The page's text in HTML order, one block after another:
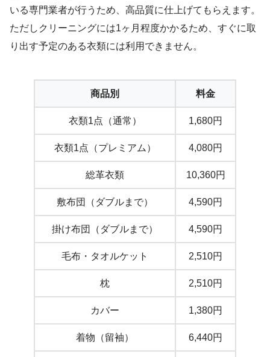
いる専門業者が行うため、高品質に仕上げてもらえます。
ただしクリーニングには1ヶ月程度かかるため、すぐに取
り出す予定のある衣類には利用できません。
商品別 料金
衣類1点（通常） 1,680円
衣類1点（プレミアム） 4,080円
総革衣類 10,360円
敷布団（ダブルまで） 4,590円
掛け布団（ダブルまで） 4,590円
毛布・タオルケット 2,510円
枕 2,510円
カバー 1,380円
着物（留袖） 6,440円